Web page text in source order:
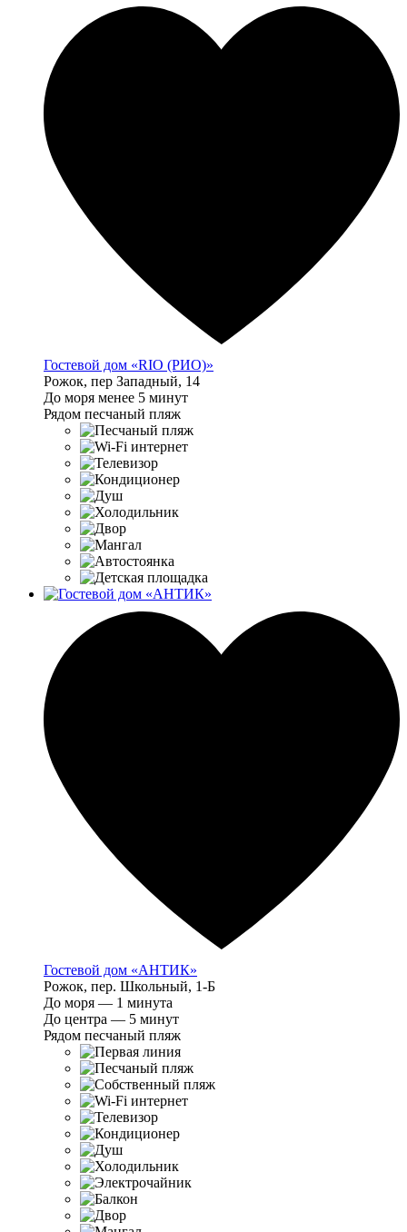
Гостевой дом «RIO (РИО)»
Рожок, пер Западный, 14
До моря менее 5 минут
Рядом песчаный пляж
Гостевой дом «АНТИК»
Рожок, пер. Школьный, 1-Б
До моря — 1 минута
До центра — 5 минут
Рядом песчаный пляж